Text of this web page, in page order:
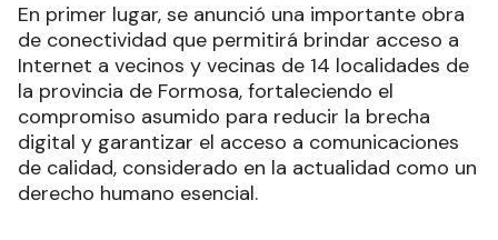
En primer lugar, se anunció una importante obra
de conectividad que permitirá brindar acceso a
Internet a vecinos y vecinas de 14 localidades de
la provincia de Formosa, fortaleciendo el
compromiso asumido para reducir la brecha
digital y garantizar el acceso a comunicaciones
de calidad, considerado en la actualidad como un
derecho humano esencial.